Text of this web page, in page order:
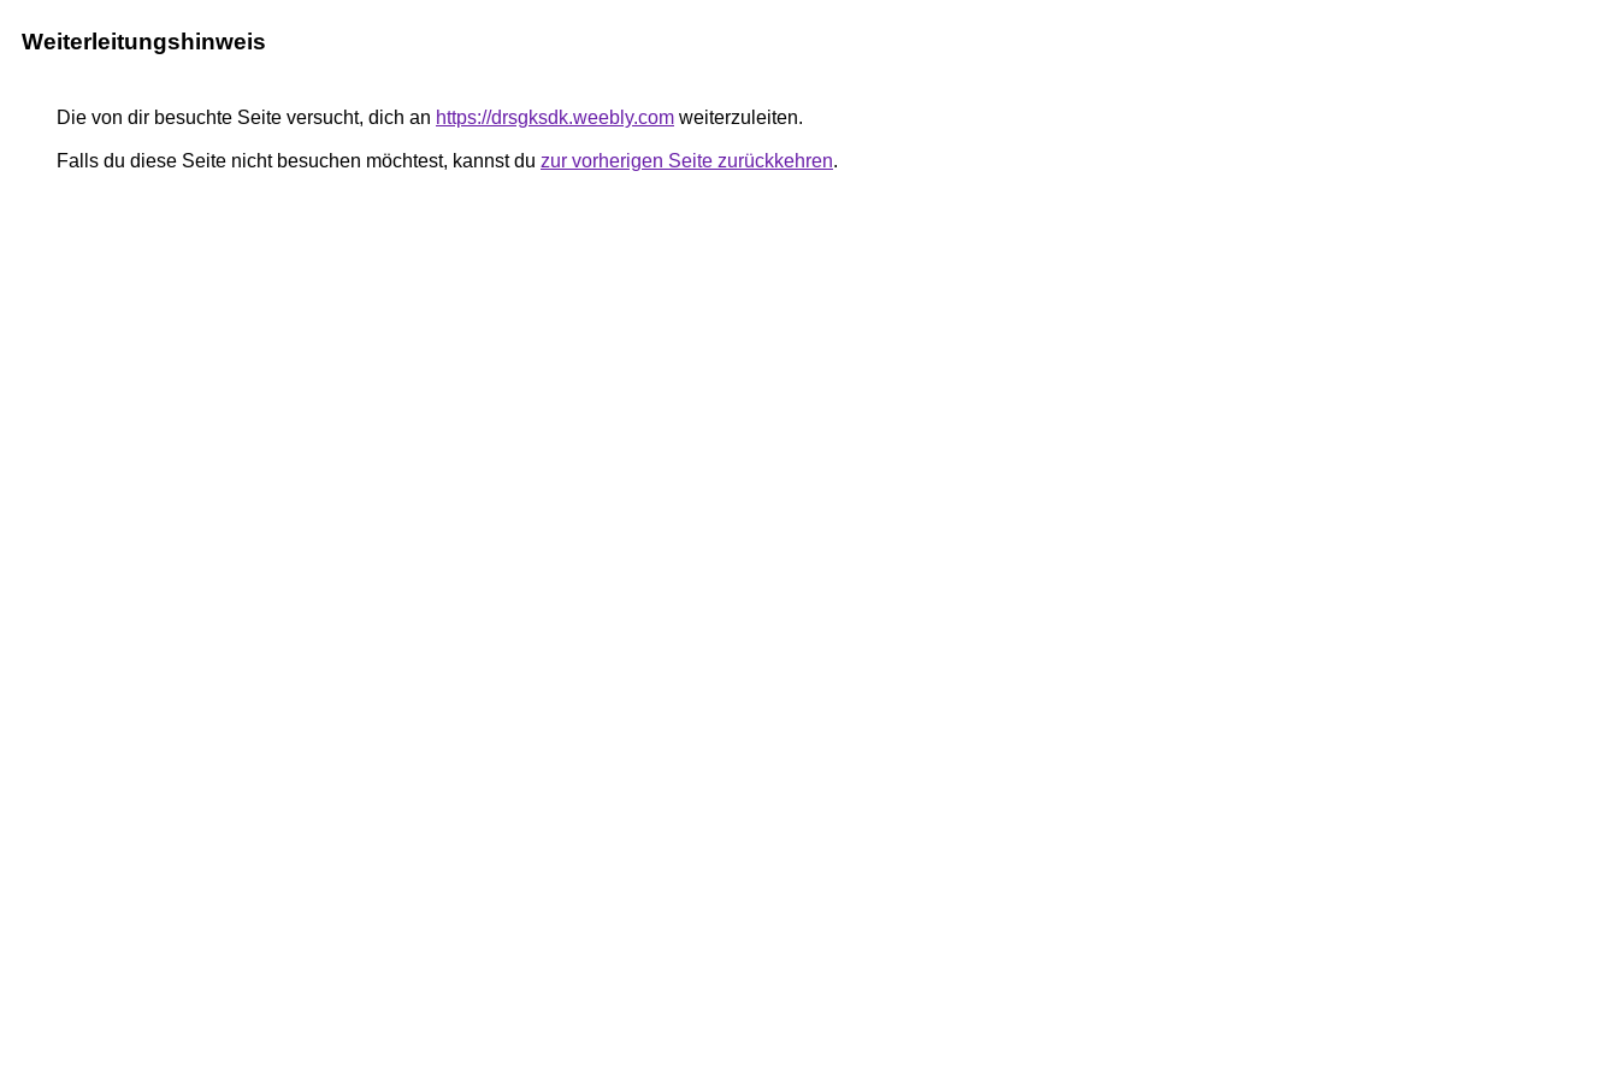
Weiterleitungshinweis
Die von dir besuchte Seite versucht, dich an https://drsgksdk.weebly.com weiterzuleiten.
Falls du diese Seite nicht besuchen möchtest, kannst du zur vorherigen Seite zurückkehren.